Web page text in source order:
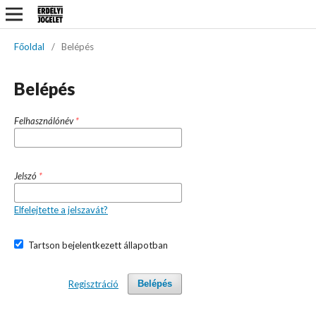
Főoldal / Belépés
Belépés
Felhasználónév*
Jelszó *
Elfelejtette a jelszavát?
Tartson bejelentkezett állapotban
Belépés
Regisztráció